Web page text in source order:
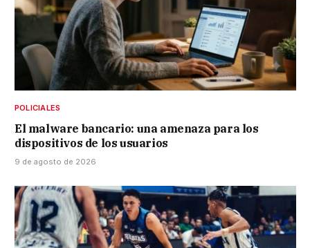
POLICIALES
El malware bancario: una amenaza para los
dispositivos de los usuarios
9 de agosto de 2026